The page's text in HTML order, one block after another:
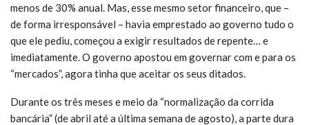
menos de 30% anual. Mas, esse mesmo setor financeiro, que –
de forma irresponsável – havia emprestado ao governo tudo o
que ele pediu, começou a exigir resultados de repente… e
imediatamente. O governo apostou em governar com e para os
“mercados”, agora tinha que aceitar os seus ditados.
Durante os três meses e meio da “normalização da corrida
bancária” (de abril até a última semana de agosto), a parte dura